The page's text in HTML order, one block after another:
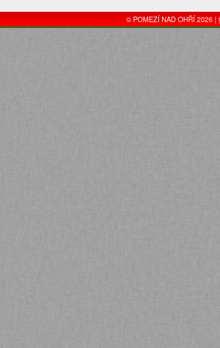
© POMEZÍ NAD OHŘÍ 2026 |